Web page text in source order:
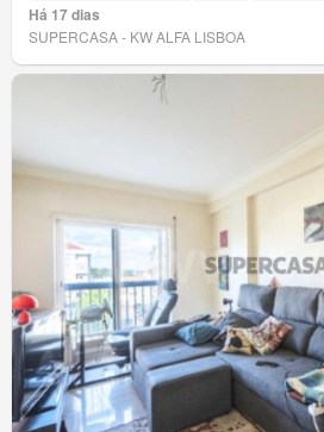
Há 17 dias
SUPERCASA - KW ALFA LISBOA